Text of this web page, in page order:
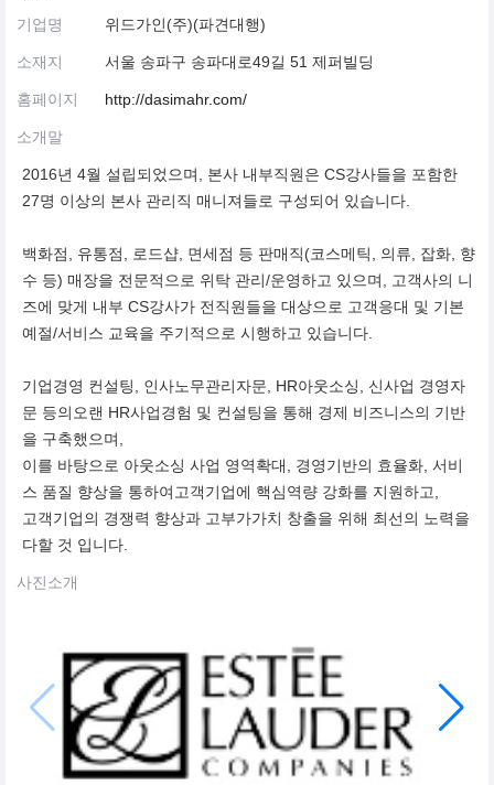
기업명 위드가인(주)(파견대행)
소재지 서울 송파구 송파대로49길 51 제퍼빌딩
홈페이지 http://dasimahr.com/
소개말
2016년 4월 설립되었으며, 본사 내부직원은 CS강사들을 포함한
27명 이상의 본사 관리직 매니져들로 구성되어 있습니다.
백화점, 유통점, 로드샵, 면세점 등 판매직(코스메틱, 의류, 잡화, 향
수 등) 매장을 전문적으로 위탁 관리/운영하고 있으며, 고객사의 니
즈에 맞게 내부 CS강사가 전직원들을 대상으로 고객응대 및 기본
예절/서비스 교육을 주기적으로 시행하고 있습니다.
기업경영 컨설팅, 인사노무관리자문, HR아웃소싱, 신사업 경영자
문 등의오랜 HR사업경험 및 컨설팅을 통해 경제 비즈니스의 기반
을 구축했으며,
이를 바탕으로 아웃소싱 사업 영역확대, 경영기반의 효율화, 서비
스 품질 향상을 통하여고객기업에 핵심역량 강화를 지원하고,
고객기업의 경쟁력 향상과 고부가가치 창출을 위해 최선의 노력을
다할 것 입니다.
사진소개